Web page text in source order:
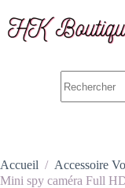
Accueil / Accessoire
Mini spy caméra Full